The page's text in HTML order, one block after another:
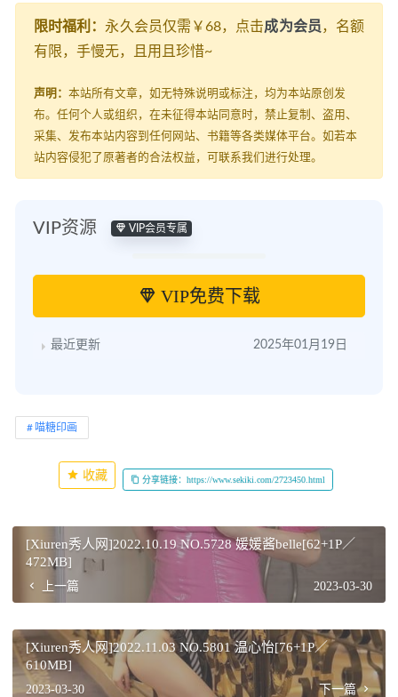
限时福利： 永久会员仅需￥68，点击成为会员，名额
有限，手慢无，且用且珍惜~
声明： 本站所有文章，如无特殊说明或标注，均为本站原创发
布。任何个人或组织，在未征得本站同意时，禁止复制、盗用、
采集、发布本站内容到任何网站、书籍等各类媒体平台。如若本
站内容侵犯了原著者的合法权益，可联系我们进行处理。
VIP资源 VIP会员专属
VIP免费下载
最近更新 2025年01月19日
喵糖印画
收藏 分享链接：https://www.sekiki.com/2723450.html
[Xiuren秀人网]2022.10.19 NO.5728 媛媛酱belle[62+1P／
472MB]
上一篇 2023-03-30
[Xiuren秀人网]2022.11.03 NO.5801 温心怡[76+1P／
610MB]
2023-03-30 下一篇